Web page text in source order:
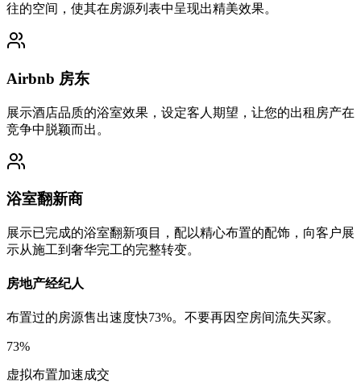
往的空间，使其在房源列表中呈现出精美效果。
Airbnb 房东
展示酒店品质的浴室效果，设定客人期望，让您的出租房产在
竞争中脱颖而出。
浴室翻新商
展示已完成的浴室翻新项目，配以精心布置的配饰，向客户展
示从施工到奢华完工的完整转变。
房地产经纪人
布置过的房源售出速度快73%。不要再因空房间流失买家。
73%
虚拟布置加速成交